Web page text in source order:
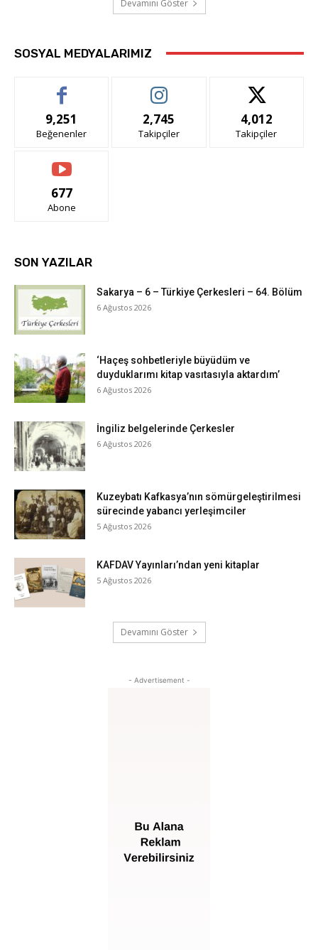
Devamını Göster
SOSYAL MEDYALARIMIZ
9,251
Beğenenler
2,745
Takipçiler
4,012
Takipçiler
677
Abone
SON YAZILAR
Sakarya – 6 – Türkiye Çerkesleri – 64. Bölüm
6 Ağustos 2026
‘Haçeş sohbetleriyle büyüdüm ve
duyduklarımı kitap vasıtasıyla aktardım’
6 Ağustos 2026
İngiliz belgelerinde Çerkesler
6 Ağustos 2026
Kuzeybatı Kafkasya’nın sömürgeleştirilmesi
sürecinde yabancı yerleşimciler
5 Ağustos 2026
KAFDAV Yayınları’ndan yeni kitaplar
5 Ağustos 2026
Devamını Göster
- Advertisement -